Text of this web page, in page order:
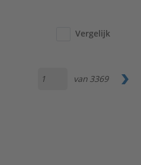
Vergelijk
van 3369